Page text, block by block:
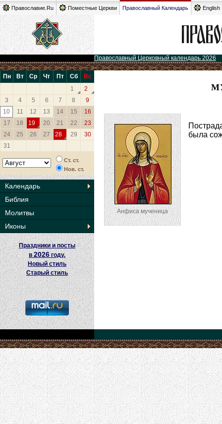
Православие.Ru Поместные Церкви Православный Календарь English
Православный Церковный календарь 2026
Пн Вт Ср Чт Пт Сб
Вс
1
2
3
4 5 6 7 8
9
10
11 12 13 14 15
16
17
18 19 20 21 22
23
24
25 26 27 28 29
30
31
Ст. ст.
Нов. ст.
Календарь
Библия
Молитвы
Иконы
Праздники и посты
в 2026 году.
Новый стиль
Старый стиль
Анфиса мученица
была